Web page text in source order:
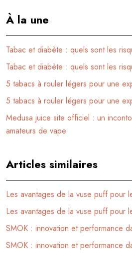
À la une
Tabac et diabète : quels sont les
Tabac et diabète : quels sont les
5 tabacs à rouler légers pour une
5 tabacs à rouler légers pour une
Medusa juice site officiel : un
amateurs de vape
Articles similaires
Les avantages de la vuse puff pour
Les avantages de la vuse puff pour
SMOK : innovation et performance
SMOK : innovation et performance